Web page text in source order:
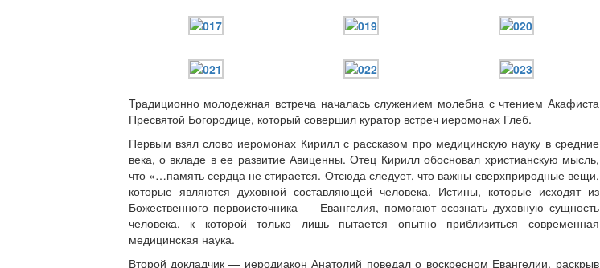
Традиционно молодежная встреча началась служением молебна с чтением Акафиста
Пресвятой Богородице, который совершил куратор встреч иеромонах Глеб.
Первым взял слово иеромонах Кирилл с рассказом про медицинскую науку в средние
века, о вкладе в ее развитие Авиценны. Отец Кирилл обосновал христианскую мысль,
что «…память сердца не стирается. Отсюда следует, что важны сверхприродные вещи,
которые являются духовной составляющей человека. Истины, которые исходят из
Божественного первоисточника — Евангелия, помогают осознать духовную сущность
человека, к которой только лишь пытается опытно приблизиться современная
медицинская наука.
Второй докладчик — иеродиакон Анатолий поведал о воскресном Евангелии, раскрыв